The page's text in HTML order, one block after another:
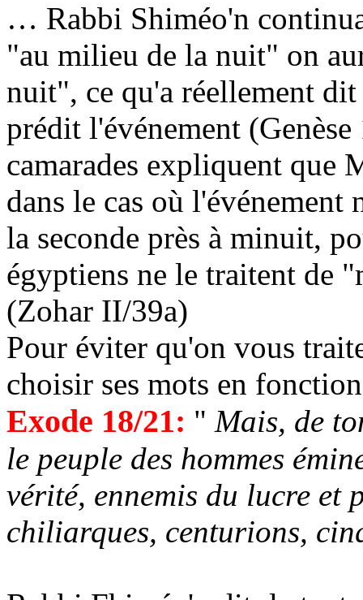
… Rabbi Shiméo'n
"au milieu de la nuit" on
nuit", ce qu'a réellement
prédit l'événement
camarades expliquent que
dans le cas où l'événement
la seconde près à minuit,
égyptiens ne le traitent de
(Zohar II/39a)
Pour éviter qu'on vous
choisir ses mots en
Exode 18/21: " Mais, de
le peuple des hommes
vérité, ennemis du lucre et
chiliarques, centurions,